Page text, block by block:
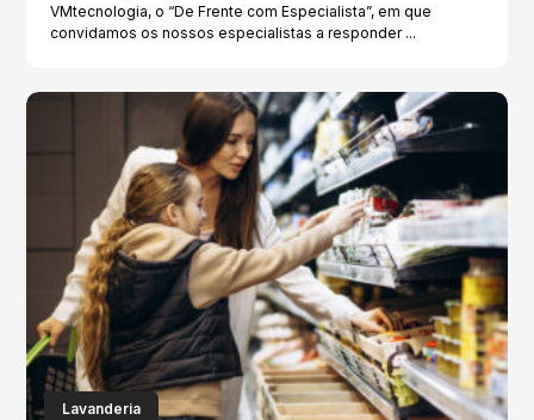
VMtecnologia, o “De Frente com Especialista”, em que
convidamos os nossos especialistas a responder ...
Lavanderia